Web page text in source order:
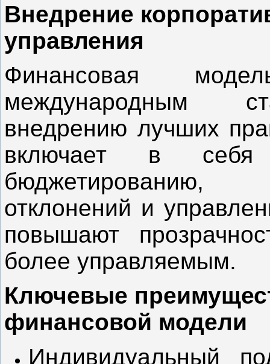
Внедрение
управления
Финансовая
международным
внедрению лучших
включает в
бюджетированию,
отклонений и
повышают
более управляемым.
Ключевые
финансовой модели
Индивидуальный